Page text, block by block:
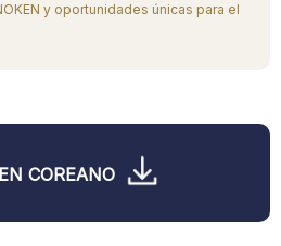
y oportunidades únicas para el
COREANO